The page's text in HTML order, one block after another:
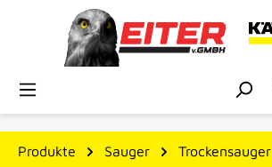
Zum Hauptinhalt springen
Produkte Sauger Trockensauger